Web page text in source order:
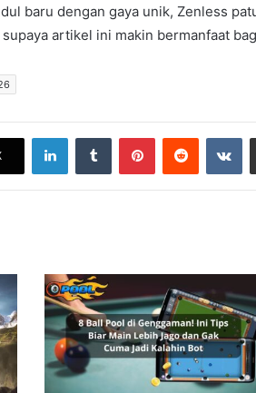
baru dengan gaya unik, Zenless
artikel ini makin bermanfaat